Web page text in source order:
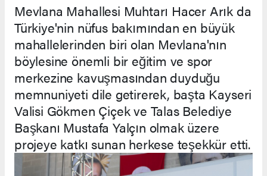
Mevlana Mahallesi Muhtarı Hacer Arık da
Türkiye'nin nüfus bakımından en büyük
mahallelerinden biri olan Mevlana'nın
böylesine önemli bir eğitim ve spor
merkezine kavuşmasından duyduğu
memnuniyeti dile getirerek, başta Kayseri
Valisi Gökmen Çiçek ve Talas Belediye
Başkanı Mustafa Yalçın olmak üzere
projeye katkı sunan herkese teşekkür etti.